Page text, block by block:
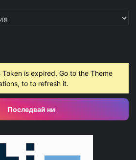
is expired, Go to the Theme
to to refresh it.
Последвай ни